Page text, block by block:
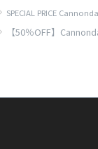
SPECIAL PRICE
【50％OFF】